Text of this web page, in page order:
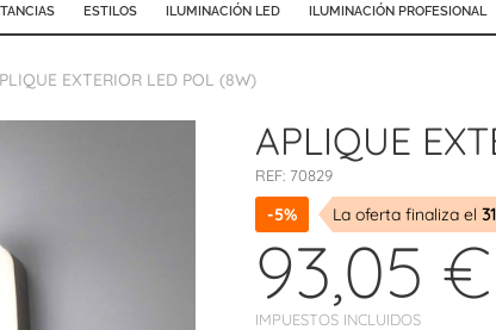
ESTILOS ILUMINACIÓN LED ILUMINACIÓN PROFESIONAL
EXTERIOR LED POL (8W)
APLIQUE
REF: 70829
-5% La oferta finaliza el
93,05 €
IMPUESTOS INCLUIDOS